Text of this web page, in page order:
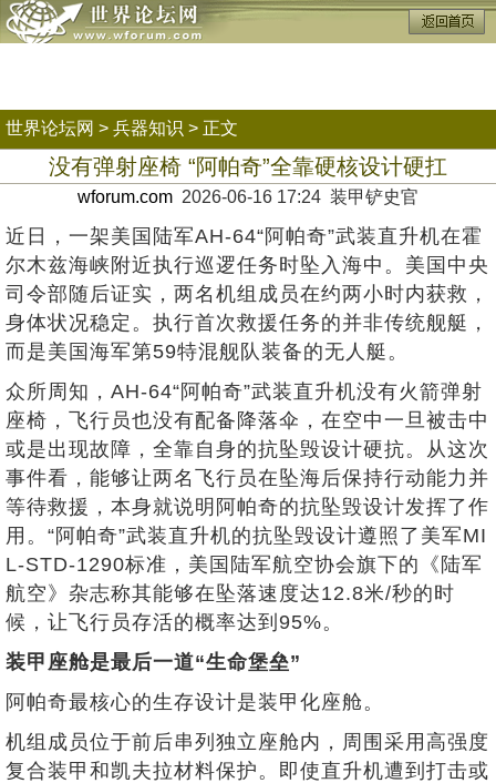
世界论坛网 > 兵器知识 > 正文
没有弹射座椅 “阿帕奇”全靠硬核设计硬扛
wforum.com 2026-06-16 17:24 装甲铲史官
近日，一架美国陆军AH-64“阿帕奇”武装直升机在霍
尔木兹海峡附近执行巡逻任务时坠入海中。美国中央
司令部随后证实，两名机组成员在约两小时内获救，
身体状况稳定。执行首次救援任务的并非传统舰艇，
而是美国海军第59特混舰队装备的无人艇。
众所周知，AH-64“阿帕奇”武装直升机没有火箭弹射
座椅，飞行员也没有配备降落伞，在空中一旦被击中
或是出现故障，全靠自身的抗坠毁设计硬抗。从这次
事件看，能够让两名飞行员在坠海后保持行动能力并
等待救援，本身就说明阿帕奇的抗坠毁设计发挥了作
用。“阿帕奇”武装直升机的抗坠毁设计遵照了美军MI
L-STD-1290标准，美国陆军航空协会旗下的《陆军
航空》杂志称其能够在坠落速度达12.8米/秒的时
候，让飞行员存活的概率达到95%。
装甲座舱是最后一道“生命堡垒”
阿帕奇最核心的生存设计是装甲化座舱。
机组成员位于前后串列独立座舱内，周围采用高强度
复合装甲和凯夫拉材料保护。即使直升机遭到打击或